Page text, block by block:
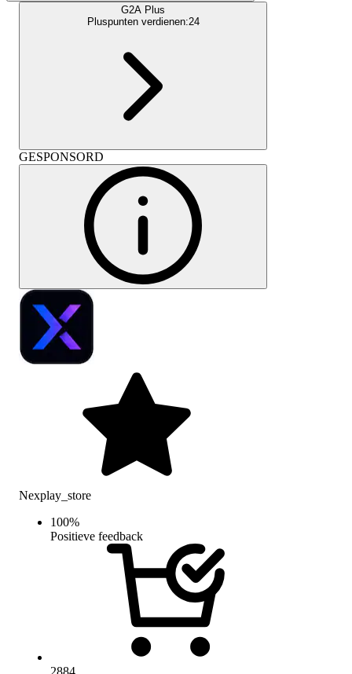
G2A Plus
Pluspunten verdienen:24
GESPONSORD
Nexplay_store
100%
Positieve feedback
2884